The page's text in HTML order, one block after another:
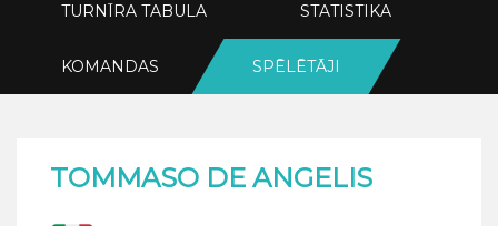
TURNĪRA TABULA STATISTIKA
KOMANDAS SPĒLĒTĀJI
TOMMASO DE ANGELIS